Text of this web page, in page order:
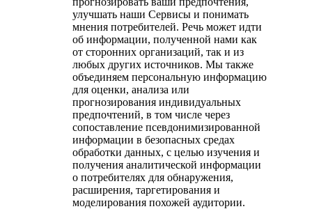
улучшать наши Сервисы и понимать
мнения потребителей. Речь может идти
об информации, полученной нами как
от сторонних организаций, так и из
любых других источников. Мы также
объединяем персональную информацию
для оценки, анализа или
прогнозирования индивидуальных
предпочтений, в том числе через
сопоставление псевдонимизированной
информации в безопасных средах
обработки данных, с целью изучения и
получения аналитической информации
о потребителях для обнаружения,
расширения, таргетирования и
моделирования похожей аудитории.